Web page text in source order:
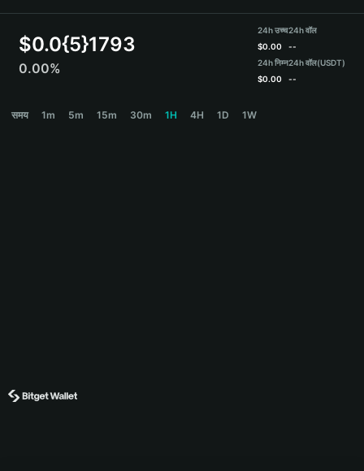
Español
$0.0{5}1793
0.00%
24h उच्च
$0.00
24h निम्न
$0.00
24h वॉल
--
24h वॉल(USDT)
--
समय 1m 5m 15m 30m 1H 4H 1D 1W